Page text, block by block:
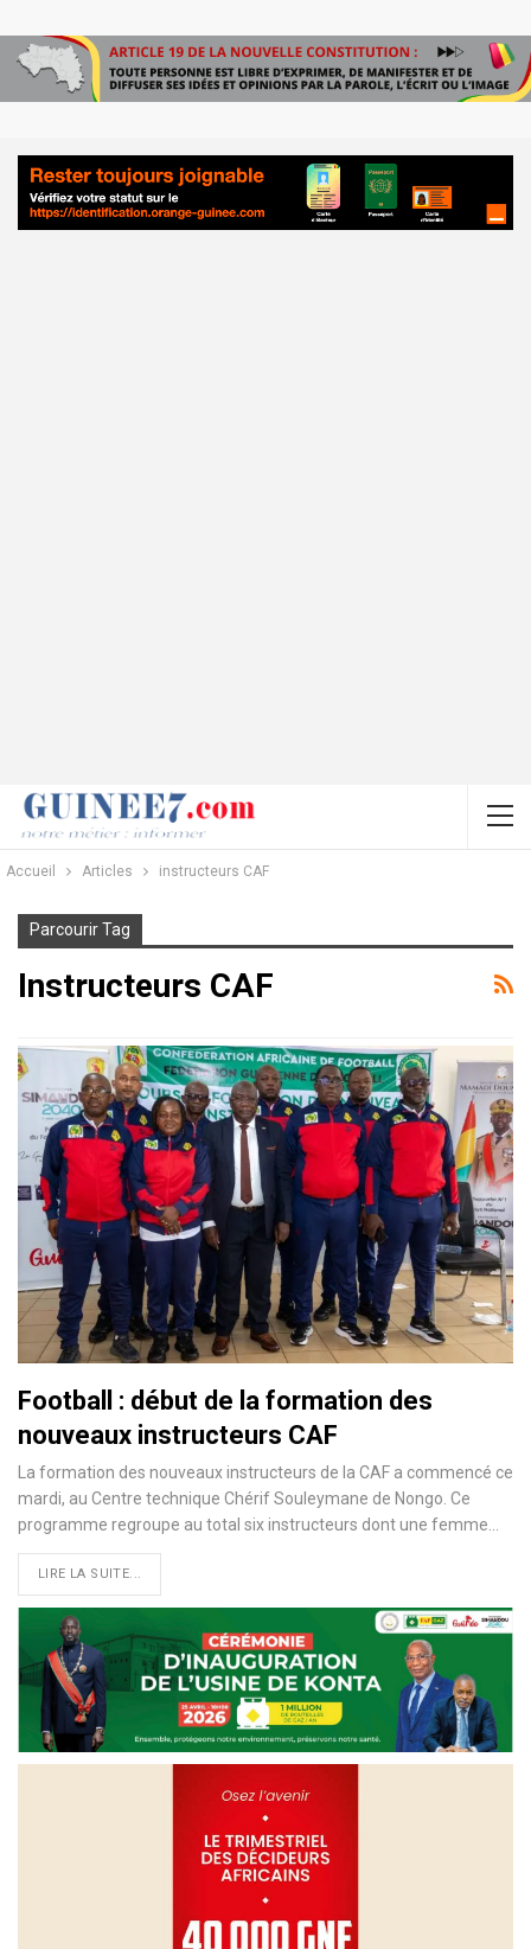
Accueil Articles instructeurs CAF
Parcourir Tag
Instructeurs CAF
Football : début de la formation des
nouveaux instructeurs CAF
La formation des nouveaux instructeurs de la CAF a commencé ce
mardi, au Centre technique Chérif Souleymane de Nongo. Ce
programme regroupe au total six instructeurs dont une femme…
LIRE LA SUITE...